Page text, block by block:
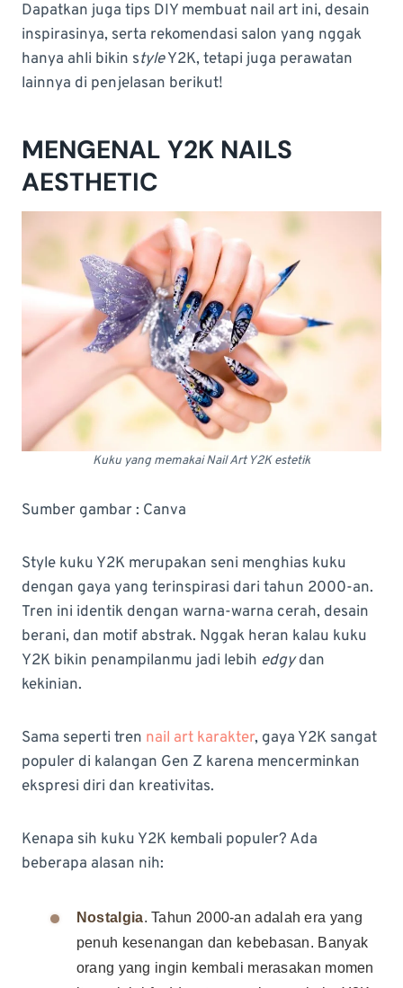
Dapatkan juga tips DIY membuat nail art ini, desain
inspirasinya, serta rekomendasi salon yang nggak
hanya ahli bikin styleY2K, tetapi juga perawatan
lainnya di penjelasan berikut!
MENGENAL Y2K NAILS
AESTHETIC
Kuku yang memakai Nail Art Y2K estetik
Sumber gambar : Canva
Style kuku Y2K merupakan seni menghias kuku
dengan gaya yang terinspirasi dari tahun 2000-an.
Tren ini identik dengan warna-warna cerah, desain
berani, dan motif abstrak. Nggak heran kalau kuku
Y2K bikin penampilanmu jadi lebih edgydan
kekinian.
Sama seperti tren nail art karakter, gaya Y2K sangat
populer di kalangan Gen Z karena mencerminkan
ekspresi diri dan kreativitas.
Kenapa sih kuku Y2K kembali populer? Ada
beberapa alasan nih:
Nostalgia. Tahun 2000-an adalah era yang
penuh kesenangan dan kebebasan. Banyak
orang yang ingin kembali merasakan momen